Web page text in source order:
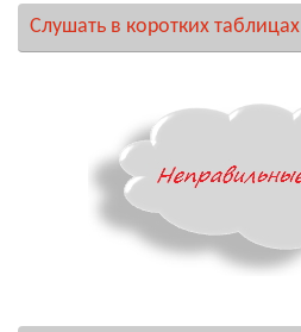
Слушать в коротких таблицах